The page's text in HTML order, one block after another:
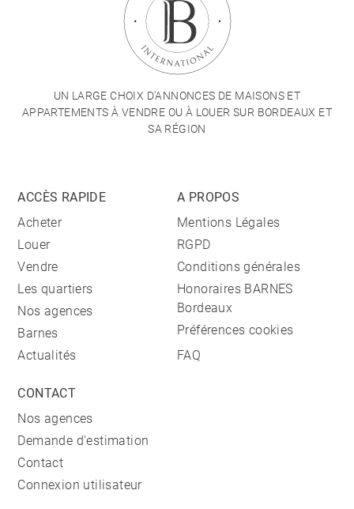
UN LARGE CHOIX D'ANNONCES DE MAISONS ET
APPARTEMENTS À VENDRE OU À LOUER SUR BORDEAUX ET
SA RÉGION
ACCÈS RAPIDE
Acheter
Louer
Vendre
Les quartiers
Nos agences
Barnes
Actualités
A PROPOS
Mentions Légales
RGPD
Conditions générales
Honoraires BARNES
Bordeaux
Préférences cookies
FAQ
CONTACT
Nos agences
Demande d'estimation
Contact
Connexion utilisateur